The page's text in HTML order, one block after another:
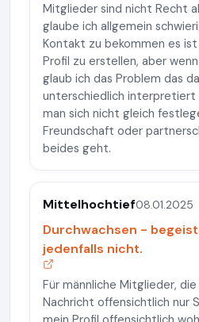
Mitglieder sind nicht Recht
glaube ich allgemein
Kontakt zu bekommen es
Profil zu erstellen, aber
glaub ich das Problem das
unterschiedlich interpretiert
man sich nicht gleich
Freundschaft oder
beides geht.
Mittelhochtief08.01.2025
Durchwachsen -
jedenfalls nicht.
Für männliche Mitglieder,
Nachricht offensichtlich nur